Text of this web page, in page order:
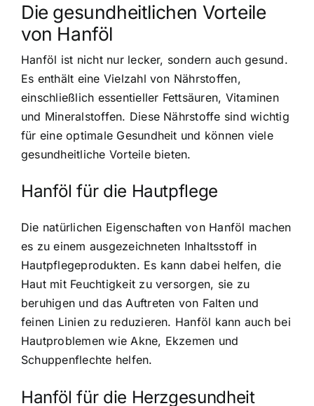
Die gesundheitlichen Vorteile
von Hanföl
Hanföl ist nicht nur lecker, sondern auch gesund.
Es enthält eine Vielzahl von Nährstoffen,
einschließlich essentieller Fettsäuren, Vitaminen
und Mineralstoffen. Diese Nährstoffe sind wichtig
für eine optimale Gesundheit und können viele
gesundheitliche Vorteile bieten.
Hanföl für die Hautpflege
Die natürlichen Eigenschaften von Hanföl machen
es zu einem ausgezeichneten Inhaltsstoff in
Hautpflegeprodukten. Es kann dabei helfen, die
Haut mit Feuchtigkeit zu versorgen, sie zu
beruhigen und das Auftreten von Falten und
feinen Linien zu reduzieren. Hanföl kann auch bei
Hautproblemen wie Akne, Ekzemen und
Schuppenflechte helfen.
Hanföl für die Herzgesundheit